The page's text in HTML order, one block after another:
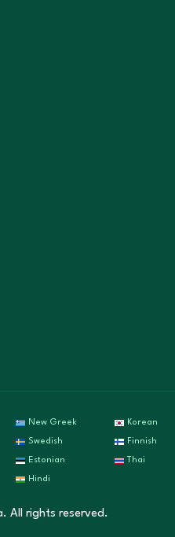
New Greek Korean
Swedish Finnish
Estonian Thai
Hindi
All rights reserved.